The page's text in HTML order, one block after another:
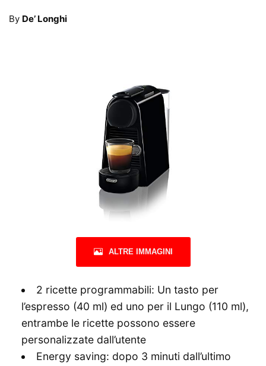
By De’ Longhi
ALTRE IMMAGINI
2 ricette programmabili: Un tasto per
l’espresso (40 ml) ed uno per il Lungo (110 ml),
entrambe le ricette possono essere
personalizzate dall’utente
Energy saving: dopo 3 minuti dall’ultimo